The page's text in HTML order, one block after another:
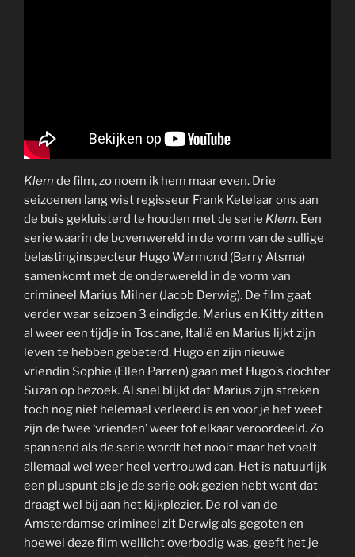
Klem de film, zo noem ik hem maar even. Drie
seizoenen lang wist regisseur Frank Ketelaar ons aan
de buis gekluisterd te houden met de serie Klem. Een
serie waarin de bovenwereld in de vorm van de sullige
belastinginspecteur Hugo Warmond (Barry Atsma)
samenkomt met de onderwereld in de vorm van
crimineel Marius Milner (Jacob Derwig). De film gaat
verder waar seizoen 3 eindigde. Marius en Kitty zitten
al weer een tijdje in Toscane, Italië en Marius lijkt zijn
leven te hebben gebeterd. Hugo en zijn nieuwe
vriendin Sophie (Ellen Parren) gaan met Hugo’s dochter
Suzan op bezoek. Al snel blijkt dat Marius zijn streken
toch nog niet helemaal verleerd is en voor je het weet
zijn de twee ‘vrienden’ weer tot elkaar veroordeeld. Zo
spannend als de serie wordt het nooit maar het voelt
allemaal wel weer heel vertrouwd aan. Het is natuurlijk
een pluspunt als je de serie ook gezien hebt want dat
draagt wel bij aan het kijkplezier. De rol van de
Amsterdamse crimineel zit Derwig als gegoten en
hoewel deze film wellicht overbodig was, geeft het je